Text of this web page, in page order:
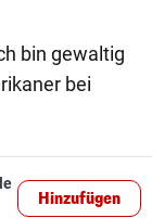
bin gewaltig
bei
Hinzufügen